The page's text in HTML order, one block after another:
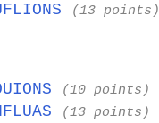
(13 points)
(10 points)
(13 points)